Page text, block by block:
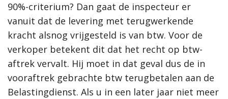
90%-criterium? Dan gaat de inspecteur er
vanuit dat de levering met terugwerkende
kracht alsnog vrijgesteld is van btw. Voor de
verkoper betekent dit dat het recht op btw-
aftrek vervalt. Hij moet in dat geval dus de in
vooraftrek gebrachte btw terugbetalen aan de
Belastingdienst. Als u in een later jaar niet meer